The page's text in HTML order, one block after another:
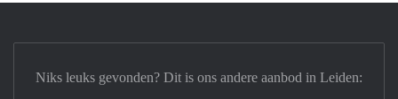
Niks leuks gevonden? Dit is ons andere aanbod in Leiden: